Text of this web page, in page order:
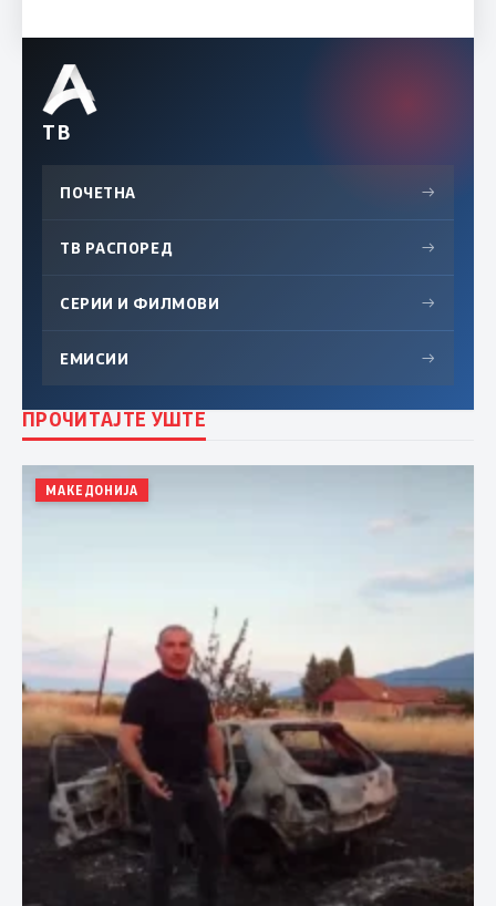
ТВ
ПОЧЕТНА →
ТВ РАСПОРЕД →
СЕРИИ И ФИЛМОВИ →
ЕМИСИИ →
ПРОЧИТАЈТЕ УШТЕ
МАКЕДОНИЈА